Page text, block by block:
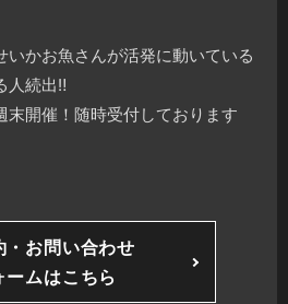
いかお魚さんが活発に動いている
人続出‼️
末開催！随時受付しております
・お問い合わせ
ームはこちら